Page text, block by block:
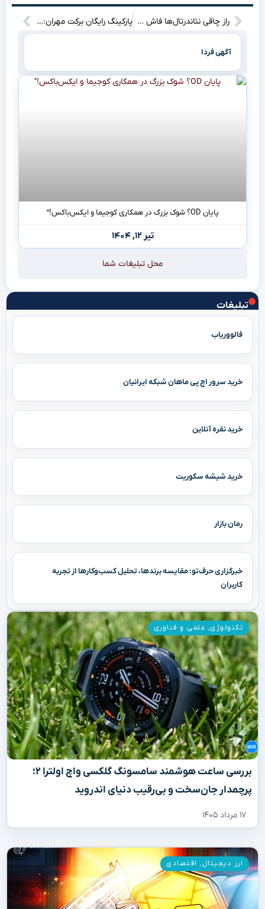
تبلیغات
فالووریاب
خرید سرور اچ پی ماهان شبکه ایرانیان
خرید نقره آنلاین
خرید شیشه سکوریت
رمان بازار
خبرگزاری حرف‌تو: مقایسه برندها، تحلیل کسب‌وکارها از تجربه
کاربران
بررسی ساعت هوشمند سامسونگ گلکسی واچ اولترا ۲؛
پرچمدار جان‌سخت و بی‌رقیب دنیای اندروید
۱۷ مرداد ۱۴۰۵
تکنولوژی, علمی و فناوری
ارز دیجیتال, اقتصادی
راز چاقی نئاندرتال‌ها فاش شد: ۱۲۵ هزار سال پیش چه می‌خوردند که انقدر چاق بودند؟ پارکینگ رایگان برکت مهران: هدیه‌ای از استاندار برای زائران!”
آگهی فردا
پایان OD؟ شوک بزرگ در همکاری کوجیما و ایکس‌باکس!”
تیر ۱۲, ۱۴۰۴
محل تبلیغات شما